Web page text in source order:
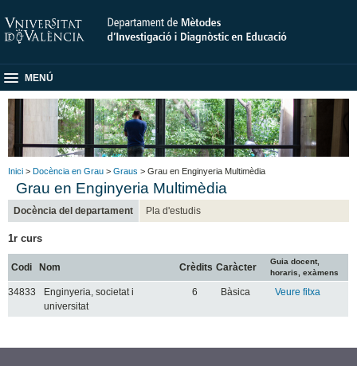
MENÚ
Inici > Docència en Grau > Graus > Grau en Enginyeria Multimèdia
Grau en Enginyeria Multimèdia
Docència del departament Pla d'estudis
1r curs
Codi Nom Crèdits Caràcter
Guia docent,
horaris, exàmens
34833
Enginyeria, societat i
universitat
6 Bàsica Veure fitxa